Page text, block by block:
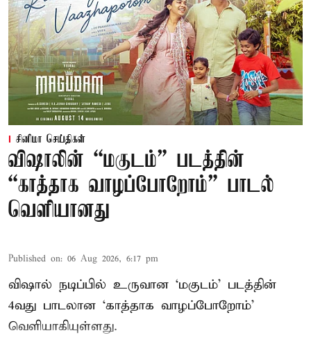
சினிமா செய்திகள்
விஷாலின் “மகுடம்” படத்தின்
“காத்தாக வாழப்போறோம்” பாடல்
வெளியானது
Published on: 06 Aug 2026, 6:17 pm
விஷால் நடிப்பில் உருவான ‘மகுடம்’ படத்தின்
4வது பாடலான ‘காத்தாக வாழப்போறோம்’
வெளியாகியுள்ளது.